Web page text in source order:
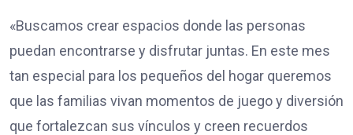
«Buscamos crear espacios donde las personas
puedan encontrarse y disfrutar juntas. En este mes
tan especial para los pequeños del hogar queremos
que las familias vivan momentos de juego y diversión
que fortalezcan sus vínculos y creen recuerdos